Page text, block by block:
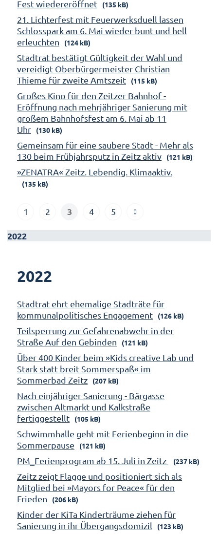
Fest wiedereröffnet
(135 kB)
21. Lichterfest mit Feuerwerksduell lassen
Schlosspark am 6. Mai wieder bunt und hell
erleuchten
(124 kB)
Stadtrat bestätigt Gültigkeit der Wahl und
vereidigt Oberbürgermeister Christian
Thieme für zweite Amtszeit
(115 kB)
Großes Kino für den Zeitzer Bahnhof -
Eröffnung nach mehrjähriger Sanierung mit
großem Bahnhofsfest am 6. Mai ab 11
Uhr
(130 kB)
Gemeinsam für eine saubere Stadt - Mehr als
130 beim Frühjahrsputz in Zeitz aktiv
(121 kB)
»ZENATRA« Zeitz. Lebendig. Klimaaktiv.
(135 kB)
1 2 3 4 5
2022
2022
Stadtrat ehrt ehemalige Stadträte für
kommunalpolitisches Engagement
(126 kB)
Teilsperrung zur Gefahrenabwehr in der
Straße Auf den Gebinden
(121 kB)
Über 400 Kinder beim »Kids creative Lab und
Stark statt breit Sommerspaß« im
Sommerbad Zeitz
(207 kB)
Nach einjähriger Sanierung - Bärgasse
zwischen Altmarkt und Kalkstraße
fertiggestellt
(105 kB)
Schwimmhalle geht mit Ferienbeginn in die
Sommerpause
(121 kB)
PM_Ferienprogram ab 15. Juli in Zeitz (237 kB)
Zeitz zeigt Flagge und positioniert sich als
Mitglied bei »Mayors for Peace« für den
Frieden
(206 kB)
Kinder der KiTa Kinderträume ziehen für
Sanierung in ihr Übergangsdomizil
(123 kB)